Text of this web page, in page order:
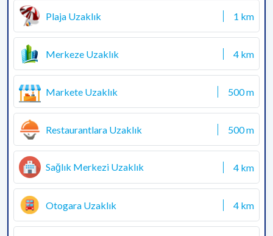
Plaja Uzaklık 1 km
Merkeze Uzaklık 4 km
Markete Uzaklık 500 m
Restaurantlara Uzaklık 500 m
Sağlık Merkezi Uzaklık 4 km
Otogara Uzaklık 4 km